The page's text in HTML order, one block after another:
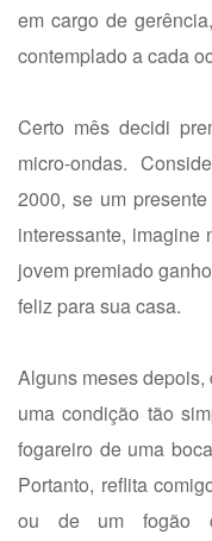
em cargo de
contemplado a cada
Certo mês decidi
micro-ondas.
2000, se um
interessante, imagine
jovem premiado
feliz para sua casa.
Alguns meses
uma condição tão
fogareiro de uma
Portanto, reflita
ou de um fogão